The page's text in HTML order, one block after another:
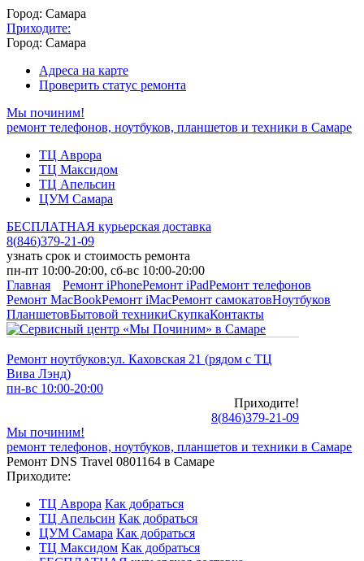
Город: Самара
Приходите:
Город: Самара
Адреса на карте
Проверить статус ремонта
Мы починим!
ремонт телефонов, ноутбуков, планшетов и техники в Самаре
ТЦ Аврора
ТЦ Максидом
ТЦ Апельсин
ЦУМ Самара
БЕСПЛАТНАЯ курьерская доставка
8(846)379-21-09
узнать срок и стоимость ремонта
пн-пт 10:00-20:00, сб-вс 10:00-20:00
Главная
Ремонт iPhoneРемонт iPadРемонт телефонов
Ремонт MacBookРемонт iMacРемонт самокатовНоутбуков
ПланшетовБытовой техникиСкупкаКонтакты
Ремонт ноутбуков:ул. Каховская 21 (рядом с ТЦ
Вива Лэнд)
пн-вс 10:00-20:00
Приходите!
8(846)379-21-09
Мы починим!
ремонт телефонов, ноутбуков, планшетов и техники в Самаре
Ремонт DNS Travel 0801164 в Самаре
Приходите:
ТЦ Аврора Как добраться
ТЦ Апельсин Как добраться
ЦУМ Самара Как добраться
ТЦ Максидом Как добраться